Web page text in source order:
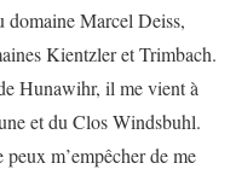
domaine Marcel Deiss,
Kientzler et Trimbach.
Hunawihr, il me vient à
et du Clos Windsbuhl.
m’empêcher de me